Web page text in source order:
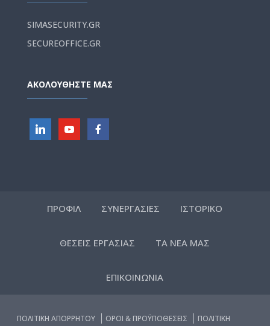
SIMASECURITY.GR
SECUREOFFICE.GR
ΑΚΟΛΟΥΘΗΣΤΕ ΜΑΣ
ΠΡΟΦΙΛ ΣΥΝΕΡΓΑΣΙΕΣ ΙΣΤΟΡΙΚΟ
ΘΕΣΕΙΣ ΕΡΓΑΣΙΑΣ ΤΑ ΝΕΑ ΜΑΣ
ΕΠΙΚΟΙΝΩΝΙΑ
ΠΟΛΙΤΙΚΗ ΑΠΟΡΡΗΤΟΥ ΟΡΟΙ & ΠΡΟΫΠΟΘΕΣΕΙΣ ΠΟΛΙΤΙΚΗ